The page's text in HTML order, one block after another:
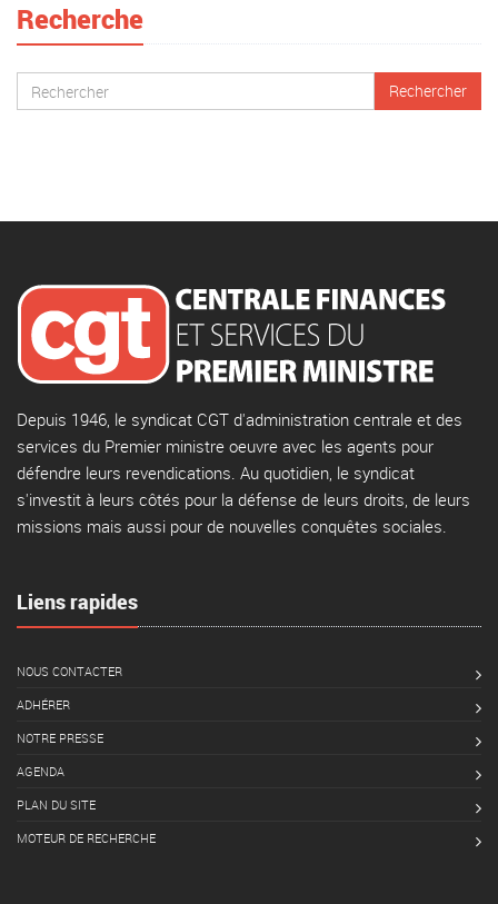
Recherche
Depuis 1946, le syndicat CGT d'administration centrale et des
services du Premier ministre oeuvre avec les agents pour
défendre leurs revendications. Au quotidien, le syndicat
s'investit à leurs côtés pour la défense de leurs droits, de leurs
missions mais aussi pour de nouvelles conquêtes sociales.
Liens rapides
NOUS CONTACTER
ADHÉRER
NOTRE PRESSE
AGENDA
PLAN DU SITE
MOTEUR DE RECHERCHE